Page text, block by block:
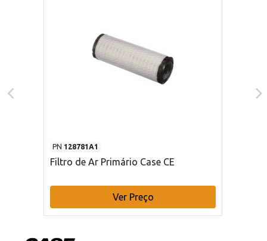
PN 128781A1
Filtro de Ar Primário Case CE
Ver Preço